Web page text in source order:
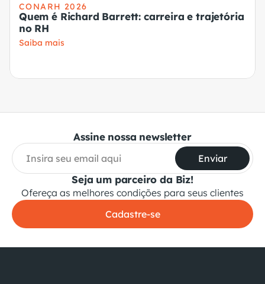
CONARH 2026
Quem é Richard Barrett: carreira e trajetória
no RH
Saiba mais
Assine nossa newsletter
Enviar
Seja um parceiro da Biz!
Ofereça as melhores condições para seus clientes
Cadastre-se